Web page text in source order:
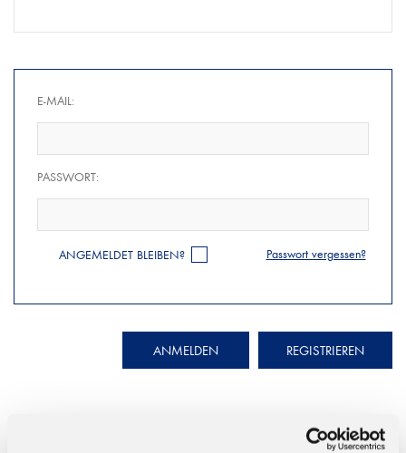
E-MAIL:
PASSWORT:
ANGEMELDET BLEIBEN? Passwort vergessen?
ANMELDEN REGISTRIEREN